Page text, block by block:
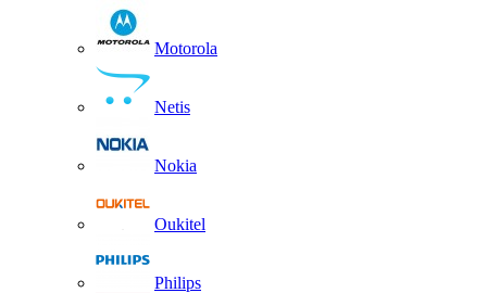
Motorola
Netis
Nokia
Oukitel
Philips